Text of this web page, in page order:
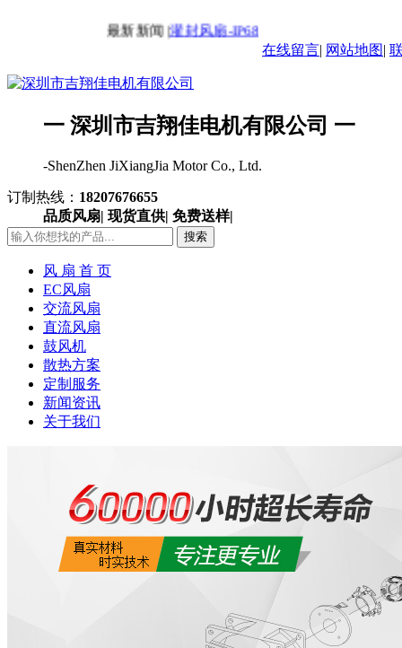
最新新闻 |灌封风扇-IP68风扇
在线留言| 网站地图|
一 深圳市吉翔佳电机有限公司 一
-ShenZhen JiXiangJia Motor Co., Ltd.
订制热线： 18207676655
品质风扇| 现货直供| 免费送样|
搜索
风 扇 首 页
EC风扇
交流风扇
直流风扇
鼓风机
散热方案
定制服务
新闻资讯
关于我们